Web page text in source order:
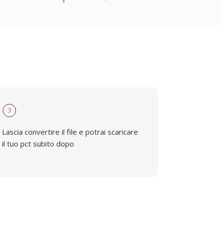
3
Lascia convertire il file e potrai scaricare
il tuo pct subito dopo